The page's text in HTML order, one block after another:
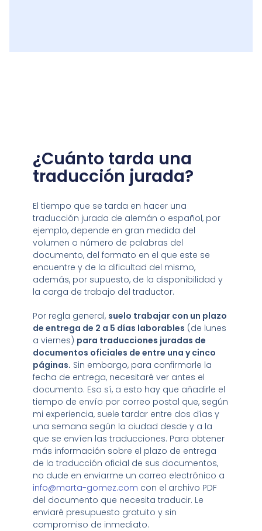
¿Cuánto tarda una
traducción jurada?​
El tiempo que se tarda en hacer una
traducción jurada de alemán o español, por
ejemplo, depende en gran medida del
volumen o número de palabras del
documento, del formato en el que este se
encuentre y de la dificultad del mismo,
además, por supuesto, de la disponibilidad y
la carga de trabajo del traductor.
Por regla general, suelo trabajar con un plazo
de entrega de 2 a 5 días laborables (de lunes
a viernes) para traducciones juradas de
documentos oficiales de entre una y cinco
páginas. Sin embargo, para confirmarle la
fecha de entrega, necesitaré ver antes el
documento. Eso sí, a esto hay que añadirle el
tiempo de envío por correo postal que, según
mi experiencia, suele tardar entre dos días y
una semana según la ciudad desde y a la
que se envíen las traducciones. Para obtener
más información sobre el plazo de entrega
de la traducción oficial de sus documentos,
no dude en enviarme un correo electrónico a
info@marta-gomez.com con el archivo PDF
del documento que necesita traducir. Le
enviaré presupuesto gratuito y sin
compromiso de inmediato.